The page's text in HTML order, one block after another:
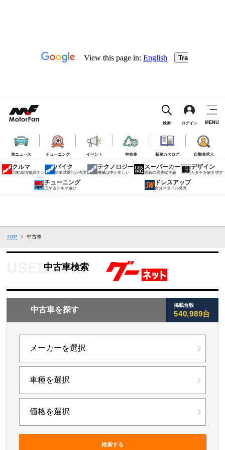
車ニュース チューニング イベント 中古車 新車カタログ 自動車求人
検索 ログイン MENU
クルマ
自動車情報満タン
バイク
新車試乗記が充実
テクノロジー
機械は中が美しい
スーパーカー
最新の最先端主義
デザイン
カタチを解き明す
チューニング
広がるクルマ遊び
ドレスアップ
自分スタイル発見
TOP 中古車
中古車検索
中古車を探す
掲載台数
540,989台
検索する